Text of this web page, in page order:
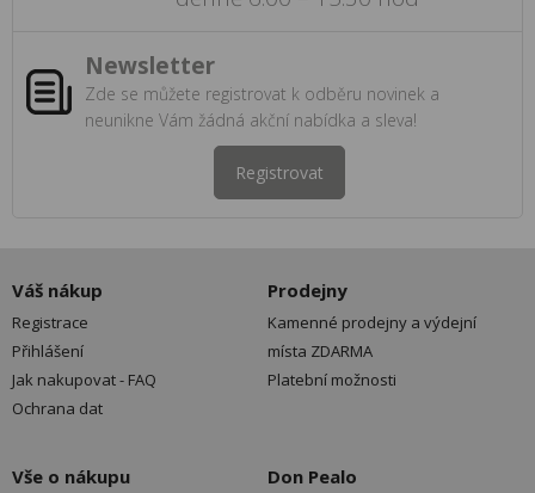
Newsletter
Zde se můžete registrovat k odběru novinek a
neunikne Vám žádná akční nabídka a sleva!
Registrovat
Váš nákup
Registrace
Přihlášení
Jak nakupovat - FAQ
Ochrana dat
Prodejny
Kamenné prodejny a výdejní
místa ZDARMA
Platební možnosti
Vše o nákupu Don Pealo